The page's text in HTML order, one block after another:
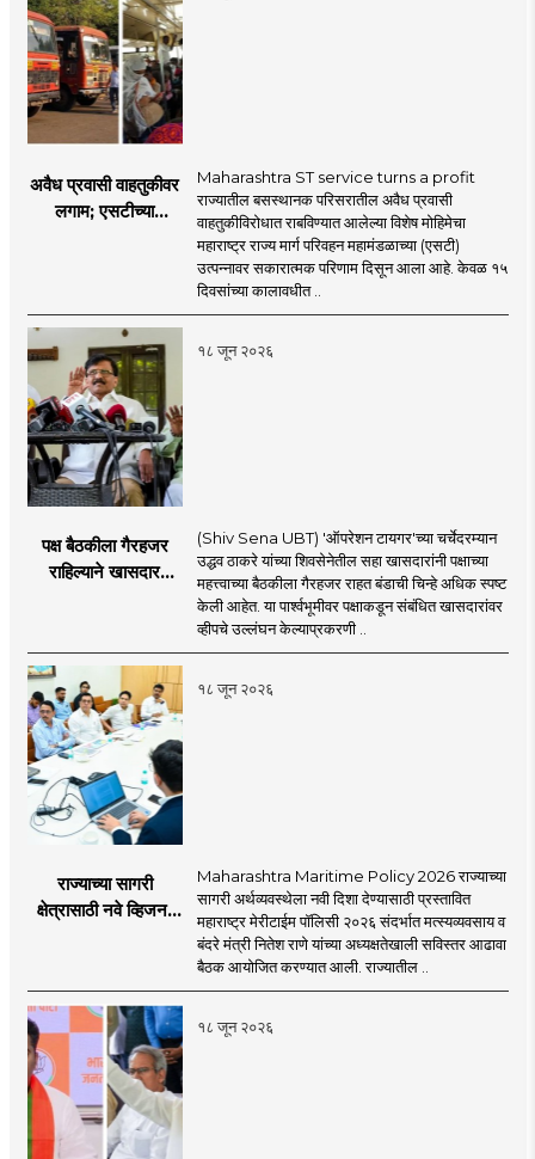
अवैध प्रवासी वाहतुकीवर
लगाम; एसटीच्या
Maharashtra ST service turns a profit
राज्यातील बसस्थानक परिसरातील अवैध प्रवासी
वाहतुकीविरोधात राबविण्यात आलेल्या विशेष मोहिमेचा
महाराष्ट्र राज्य मार्ग परिवहन महामंडळाच्या (एसटी)
उत्पन्नावर सकारात्मक परिणाम दिसून आला आहे. केवळ १५
दिवसांच्या कालावधीत ..
१८ जून २०२६
पक्ष बैठकीला गैरहजर
राहिल्याने खासदार
काय सांगतो?
(Shiv Sena UBT) 'ऑपरेशन टायगर'च्या चर्चेदरम्यान
उद्धव ठाकरे यांच्या शिवसेनेतील सहा खासदारांनी पक्षाच्या
महत्त्वाच्या बैठकीला गैरहजर राहत बंडाची चिन्हे अधिक स्पष्ट
केली आहेत. या पार्श्वभूमीवर पक्षाकडून संबंधित खासदारांवर
व्हीपचे उल्लंघन केल्याप्रकरणी ..
१८ जून २०२६
राज्याच्या सागरी
क्षेत्रासाठी नवे व्हिजन;
प्रस्ताव
Maharashtra Maritime Policy 2026 राज्याच्या
सागरी अर्थव्यवस्थेला नवी दिशा देण्यासाठी प्रस्तावित
महाराष्ट्र मेरीटाईम पॉलिसी २०२६ संदर्भात मत्स्यव्यवसाय व
बंदरे मंत्री नितेश राणे यांच्या अध्यक्षतेखाली सविस्तर आढावा
बैठक आयोजित करण्यात आली. राज्यातील ..
१८ जून २०२६